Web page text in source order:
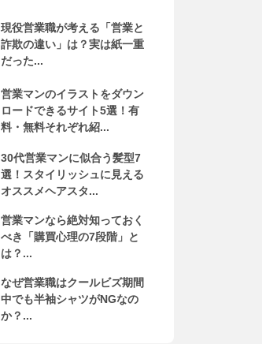
現役営業職が考える「営業と
詐欺の違い」は？実は紙一重
だった...
営業マンのイラストをダウン
ロードできるサイト5選！有
料・無料それぞれ紹...
30代営業マンに似合う髪型7
選！スタイリッシュに見える
オススメヘアスタ...
営業マンなら絶対知っておく
べき「購買心理の7段階」と
は？...
なぜ営業職はクールビズ期間
中でも半袖シャツがNGなの
か？...